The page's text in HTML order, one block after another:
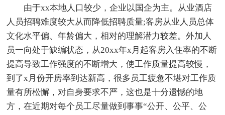
由于xx本地人口较少，企业以国企为主。从业酒店
人员招聘难度较大从而降低招聘质量;客房从业人员总体
文化水平偏、年龄偏大，相对的理解潜力较差。外加人
员一向处于缺编状态，从20xx年x月起客房入住率的不断
提高导致工作强度的不断增大，使工作质量提高较慢，
到了x月份开房率到达新高，很多员工疲惫不堪对工作质
量有所松懈，对自身要求不严，这也是十分遗憾的地
方，在近期对每个员工尽量做到事事“公开、公平、公